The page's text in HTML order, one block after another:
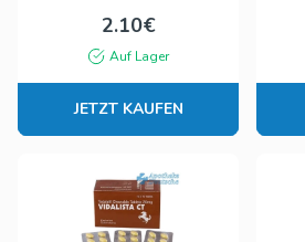
2.10€
Auf Lager
JETZT KAUFEN